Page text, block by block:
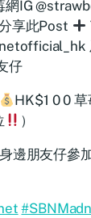
網IG
享此Post
仔
HK$1 0 0
）
邊朋友仔參